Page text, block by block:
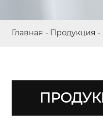
Главная - Продукция -